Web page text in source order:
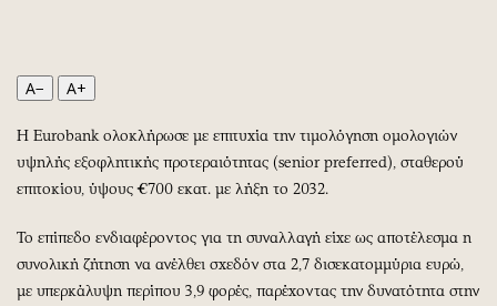
Πολιτισμός
Σινεμά
Θέατρο-Χορός
Μουσική
Εικαστικά
Βιβλίο
Χειρόγραφα
Wine routes
Podcasts
Uncut
Προσφορές
Προσωπικότητες στην ''Κ''
Επιστολές
A− A+
Η Eurobank ολοκλήρωσε με επιτυχία την τιμολόγηση ομολογιών
υψηλής εξοφλητικής προτεραιότητας (senior preferred), σταθερού
επιτοκίου, ύψους €700 εκατ. με λήξη το 2032.
Το επίπεδο ενδιαφέροντος για τη συναλλαγή είχε ως αποτέλεσμα η
συνολική ζήτηση να ανέλθει σχεδόν στα 2,7 δισεκατομμύρια ευρώ,
με υπερκάλυψη περίπου 3,9 φορές, παρέχοντας την δυνατότητα στην